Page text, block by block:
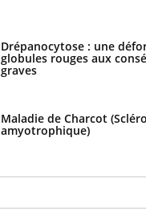
Drépanocytose : une
globules rouges aux
graves
Maladie de Charcot
amyotrophique)